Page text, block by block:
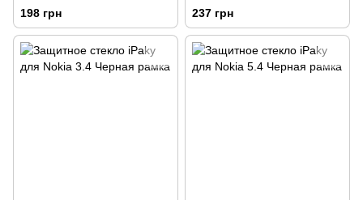
Черная рамка
198 грн 237 грн